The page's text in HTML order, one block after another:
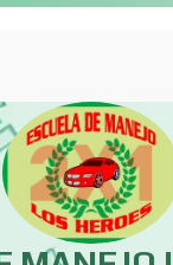
Boutiques
Cajas de Ahorro